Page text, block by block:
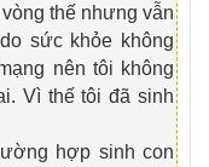
thế nhưng vẫn
sức khỏe không
nên tôi không
Vì thế tôi đã sinh
hợp sinh con